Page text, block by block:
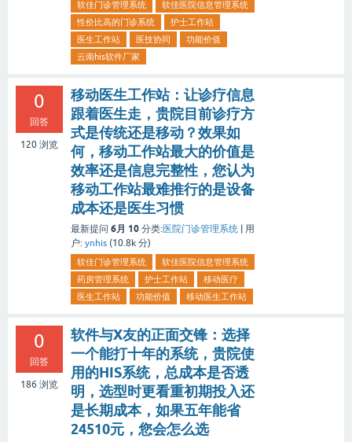
软佳门诊管理系统
软佳医院信息管理系统
性价比高的门诊系统
护士工作站
医生工作站
医技协同
功能价值
云南his软件厂家
0
回答
120 浏览
移动医生工作站：让诊疗信息
跟着医生走，贵院目前诊疗方
式是传统还是移动？效果如
何，移动工作站最大的价值是
效率还是信息完整性，您认为
移动工作站最难推行的是设备
成本还是医生习惯
最新提问 6月 10 分类:医院门诊管理系统 | 用
户: ynhis (10.8k 分)
软佳门诊管理系统
软佳医院信息管理系统
药房管理系统
护士工作站
移动医疗
医生工作站
功能价值 移动医生工作站
0
回答
186 浏览
软件与X友的正面交锋：选择
一个能打十年的系统，贵院使
用的HIS系统，总成本是否透
明，选型时更看重初期投入还
是长期成本，如果五年能省
24510元，您会怎么选